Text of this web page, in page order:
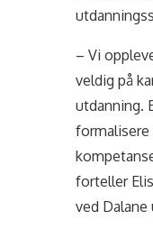
– Vi
veldig på
utdanning.
formalisere
forteller
ved Dalane